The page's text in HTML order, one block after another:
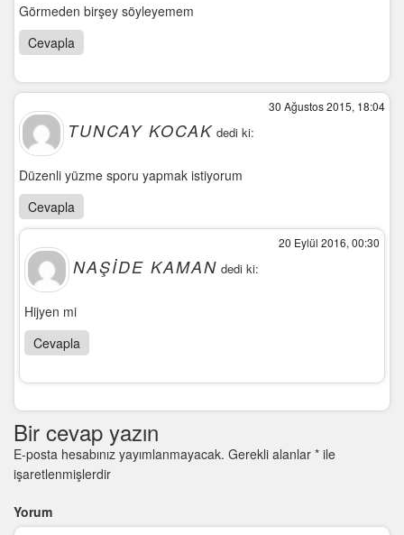
Görmeden birşey söyleyemem
Cevapla
TUNCAY KOCAK dedi ki:
30 Ağustos 2015, 18:04
Düzenli yüzme sporu yapmak istiyorum
Cevapla
NAŞIDE KAMAN dedi ki:
20 Eylül 2016, 00:30
Hijyen mi
Cevapla
Bir cevap yazın
E-posta hesabınız yayımlanmayacak. Gerekli alanlar * ile
işaretlenmişlerdir
Yorum